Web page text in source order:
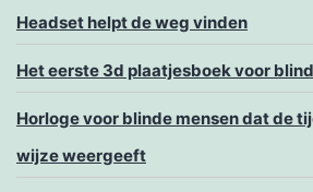
Headset helpt de weg vinden
Het eerste 3d plaatjesboek voor
Horloge voor blinde mensen dat de
wijze weergeeft